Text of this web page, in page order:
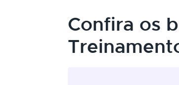
Confira os